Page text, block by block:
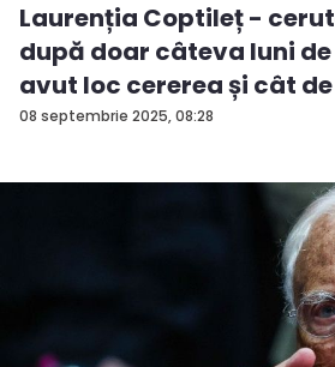
08 septembrie 2025, 08:28
Laurenția Coptileț -
după doar câteva luni de
avut loc cererea și cât